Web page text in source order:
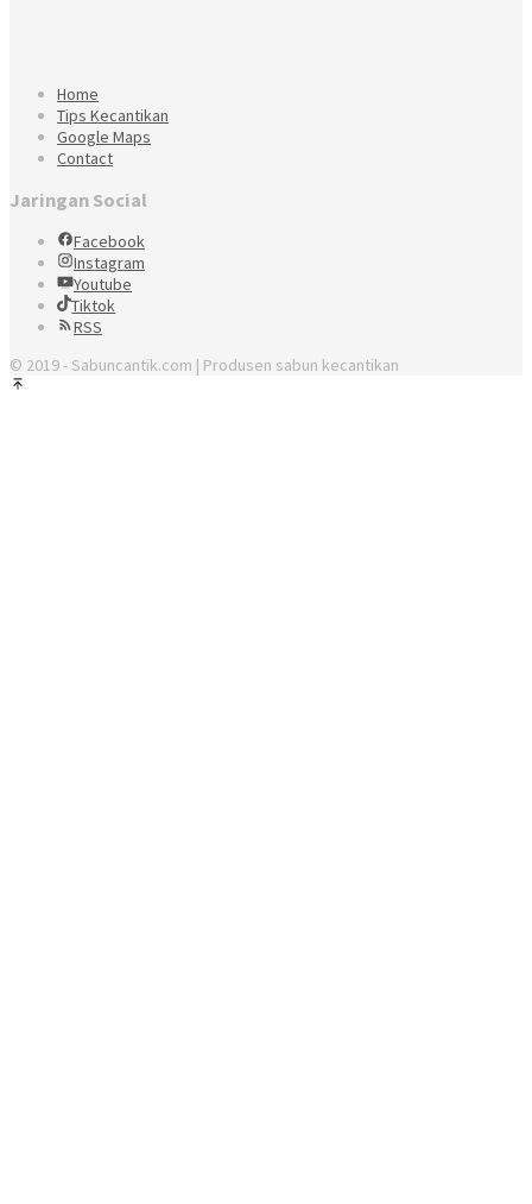
Home
Tips Kecantikan
Google Maps
Contact
Jaringan Social
Facebook
Instagram
Youtube
Tiktok
RSS
© 2019 - Sabuncantik.com | Produsen sabun kecantikan